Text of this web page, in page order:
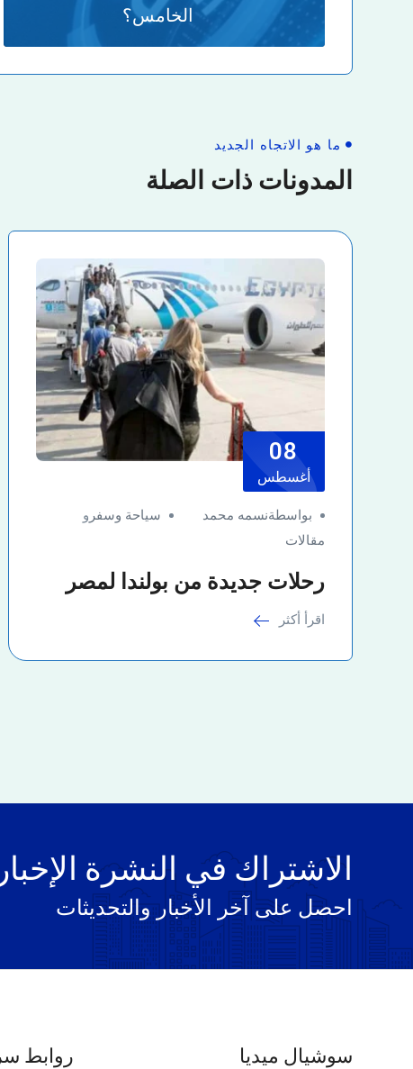
الخامس؟
ما هو الاتجاه الجديد
المدونات ذات الصلة
08
أغسطس
بواسطةنسمه محمد سياحة وسفر و
مقالات
رحلات جديدة من بولندا لمصر
اقرأ أكثر
الاشتراك في النشرة
احصل على آخر الأخبار والتحديثات
سوشيال ميديا روابط